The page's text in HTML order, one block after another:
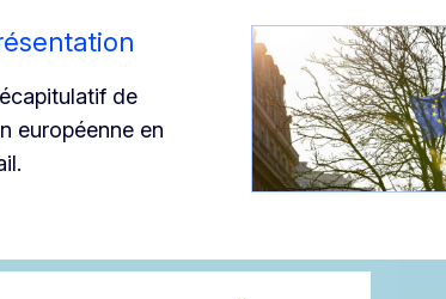
de
européenne en